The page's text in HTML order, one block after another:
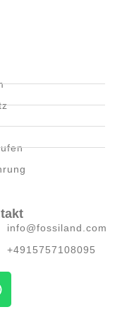
info@fossiland.com
+4915757108095